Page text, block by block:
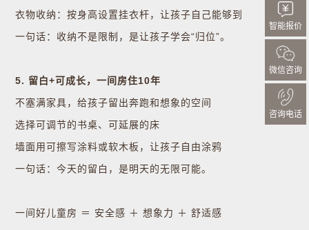
智能报价
微信咨询
咨询电话
衣物收纳：按身高设置挂衣杆，让孩子自己能够到
一句话：收纳不是限制，是让孩子学会“归位”。
5. 留白+可成长，一间房住10年
不塞满家具，给孩子留出奔跑和想象的空间
选择可调节的书桌、可延展的床
墙面用可擦写涂料或软木板，让孩子自由涂鸦
一句话：今天的留白，是明天的无限可能。
一间好儿童房 ＝ 安全感 ＋ 想象力 ＋ 舒适感